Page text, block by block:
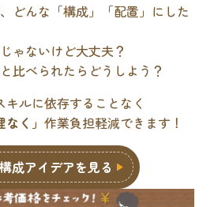
どんな「構成」「配置」にした
ゃないけど大丈夫？
比べられたらどうしよう？
ルに依存することなく
なく」作業負担軽減できます！
成アイデアを見る